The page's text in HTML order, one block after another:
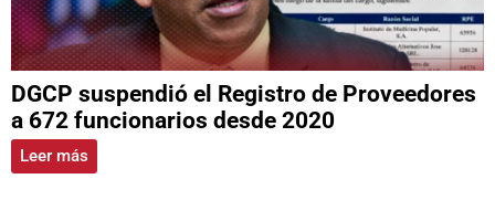
DGCP suspendió el Registro de Proveedores
a 672 funcionarios desde 2020
Leer más